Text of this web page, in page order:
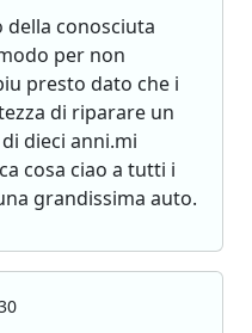
della conosciuta
per non
presto dato che i
di riparare un
dieci anni.mi
cosa ciao a tutti i
grandissima auto.